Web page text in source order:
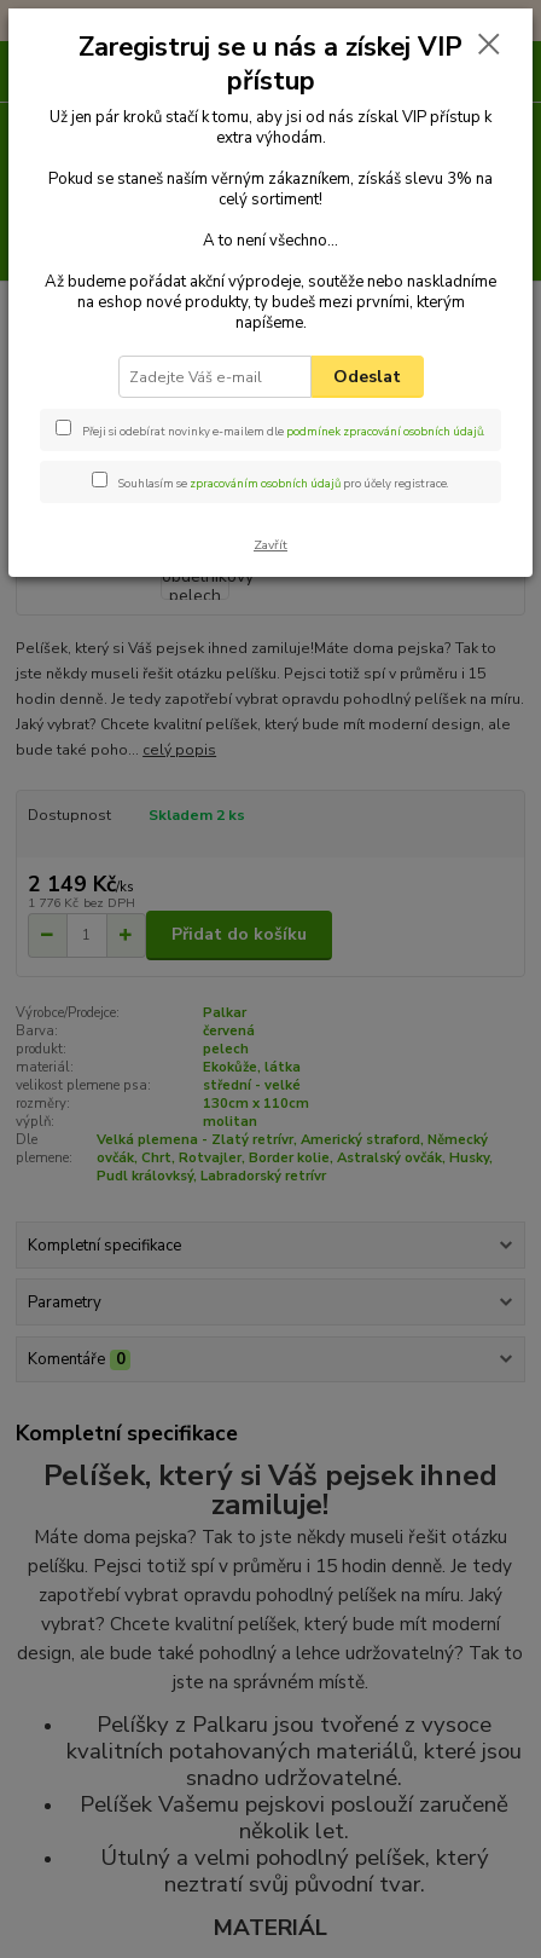
Pelechy
FANCY obdélníkový pelech pro psa, červená - 130 cm x
FANCY obdélníkový pelech pro
psa, červená - 130 cm x 110 cm
Pelíšek, který si Váš pejsek ihned zamiluje!Máte doma pejska? Tak to
jste někdy museli řešit otázku pelíšku. Pejsci totiž spí v průměru i 15
hodin denně. Je tedy zapotřebí vybrat opravdu pohodlný pelíšek na míru.
Jaký vybrat? Chcete kvalitní pelíšek, který bude mít moderní design, ale
bude také poho... celý popis
Dostupnost Skladem 2 ks
2 149 Kč/ks
1 776 Kč bez DPH
Přidat do košíku
Výrobce/Prodejce:
Palkar
Barva:
červená
produkt:
pelech
materiál:
Ekokůže, látka
velikost plemene psa:
střední - velké
rozměry:
130cm x 110cm
výplň:
molitan
Dle
plemene:
Velká plemena - Zlatý retrívr, Americký straford, Německý
ovčák, Chrt, Rotvajler, Border kolie, Astralský ovčák, Husky,
Pudl královksý, Labradorský retrívr
Kompletní specifikace
Parametry
Komentáře 0
Kompletní specifikace
Pelíšek, který si Váš pejsek ihned
zamiluje!
Máte doma pejska? Tak to jste někdy museli řešit otázku
pelíšku. Pejsci totiž spí v průměru i 15 hodin denně. Je tedy
zapotřebí vybrat opravdu pohodlný pelíšek na míru. Jaký
vybrat? Chcete kvalitní pelíšek, který bude mít moderní
design, ale bude také pohodlný a lehce udržovatelný? Tak to
jste na správném místě.
Pelíšky z Palkaru jsou tvořené z vysoce
kvalitních potahovaných materiálů, které jsou
snadno udržovatelné.
Pelíšek Vašemu pejskovi poslouží zaručeně
několik let.
Útulný a velmi pohodlný pelíšek, který
neztratí svůj původní tvar.
MATERIÁL
Zaregistruj se u nás a získej VIP
přístup
Už jen pár kroků stačí k tomu, aby jsi od nás získal VIP přístup k
extra výhodám.
Pokud se staneš naším věrným zákazníkem, získáš slevu 3% na
celý sortiment!
A to není všechno...
Až budeme pořádat akční výprodeje, soutěže nebo naskladníme
na eshop nové produkty, ty budeš mezi prvními, kterým
napíšeme.
Odeslat
Přeji si odebírat novinky e-mailem dle podmínek zpracování osobních údajů.
Souhlasím se zpracováním osobních údajů pro účely registrace.
Zavřít